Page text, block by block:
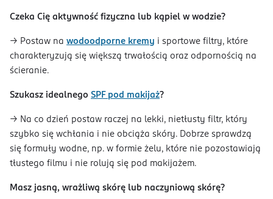
Czeka Cię aktywność fizyczna lub kąpiel w wodzie?
→ Postaw na wodoodporne kremy i sportowe filtry, które
charakteryzują się większą trwałością oraz odpornością na
ścieranie.
Szukasz idealnego SPF pod makijaż?
→ Na co dzień postaw raczej na lekki, nietłusty filtr, który
szybko się wchłania i nie obciąża skóry. Dobrze sprawdzą
się formuły wodne, np. w formie żelu, które nie pozostawiają
tłustego filmu i nie rolują się pod makijażem.
Masz jasną, wrażliwą skórę lub naczyniową skórę?